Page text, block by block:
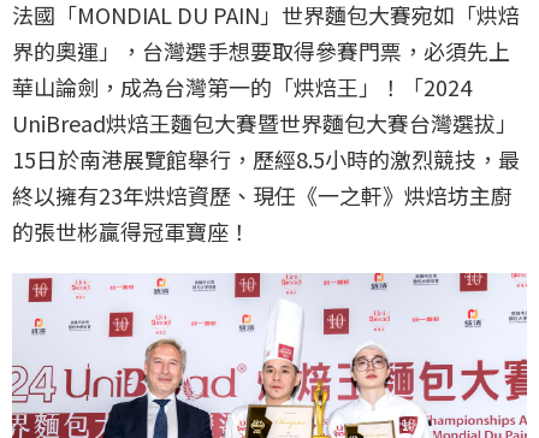
法國「MONDIAL DU PAIN」世界麵包大賽宛如「烘焙
界的奧運」，台灣選手想要取得參賽門票，必須先上
華山論劍，成為台灣第一的「烘焙王」！「2024
UniBread烘焙王麵包大賽暨世界麵包大賽台灣選拔」
15日於南港展覽館舉行，歷經8.5小時的激烈競技，最
終以擁有23年烘焙資歷、現任《一之軒》烘焙坊主廚
的張世彬贏得冠軍寶座！